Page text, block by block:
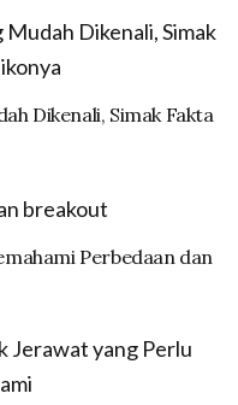
Dikenali, Simak Fakta
Perbedaan dan